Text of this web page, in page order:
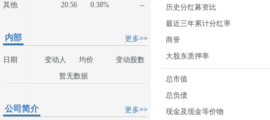
其他
20.56 0.38% --
更多>>
内部
日期 变动人 均价
变动股数
暂无数据
更多>>
公司简介
历史分红募资比
最近三年累计分红率
商誉
大股东质押率
总市值
总负债
现金及现金等价物